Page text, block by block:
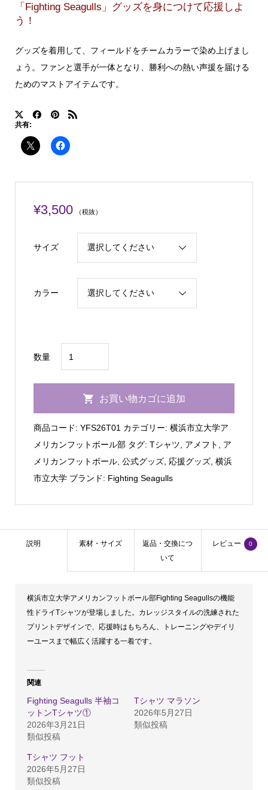
「Fighting Seagulls」グッズを身につけて応援しよ
う！
グッズを着用して、フィールドをチームカラーで染め上げまし
ょう。ファンと選手が一体となり、勝利への熱い声援を届ける
ためのマストアイテムです。
共有:
¥3,500 （税抜）
サイズ
カラー
数量
Seagulls
半
シ
お買い物カゴに追加
商品コード: YFS26T01 カテゴリー: 横浜市立大学ア
メリカンフットボール部 タグ: Tシャツ アメフト
ア
メリカンフットボール, 公式グッズ, 応援グッズ, 横浜
市立大学 ブランド: Fighting Seagulls
説明 素材・サイズ
返品・交換につ
いて
レビュー 0
横浜市立大学アメリカンフットボール部Fighting Seagullsの機能
性ドライTシャツが登場しました。カレッジスタイルの洗練された
プリントデザインで、応援時はもちろん、トレーニングやデイリ
ーユースまで幅広く活躍する一着です。
関連
Fighting Seagulls 半袖コ
ットンTシャツ①
2026年3月21日
類似投稿
Tシャツ マラソン
2026年5月27日
類似投稿
Tシャツ フット
2026年5月27日
類似投稿